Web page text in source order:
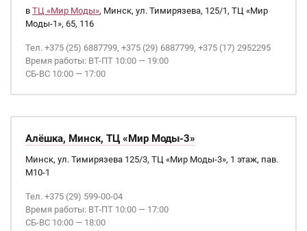
в ТЦ «Мир Моды», Минск, ул. Тимирязева, 125/1, ТЦ «Мир
Моды-1», 65, 116
Тел. +375 (25) 6887799, +375 (29) 6887799, +375 (17) 2952295
Время работы: ВТ-ПТ 10:00 — 19:00
СБ-ВС 10:00 — 17:00
Алёшка, Минск, ТЦ «Мир Моды-3»
Минск, ул. Тимирязева 125/3, ТЦ «Мир Моды-3», 1 этаж, пав.
М10-1
Тел. +375 (29) 599-00-04
Время работы: ВТ-ПТ 10:00 — 17:00
СБ-ВС 10:00 — 18:00